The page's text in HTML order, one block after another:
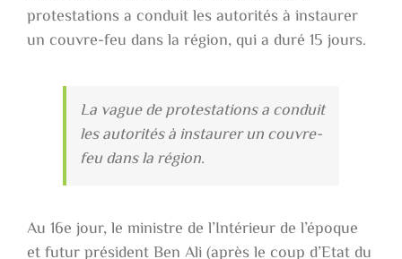
protestations a conduit les autorités à instaurer
un couvre-feu dans la région, qui a duré 15 jours.
La vague de protestations a conduit
les autorités à instaurer un couvre-
feu dans la région.
Au 16e jour, le ministre de l’Intérieur de l’époque
et futur président Ben Ali (après le coup d’Etat du